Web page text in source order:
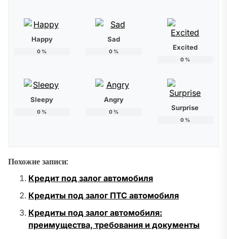
Happy
0 %
Sad
0% Excited
0%
Sleepy
0 %
Angry
0% Surprise
0%
Похожие записи:
Кредит под залог автомобиля
Кредиты под залог ПТС автомобиля
Кредиты под залог автомобиля:
преимущества, требования и документы